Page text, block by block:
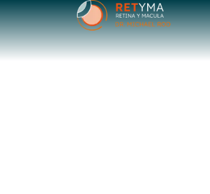
contenido